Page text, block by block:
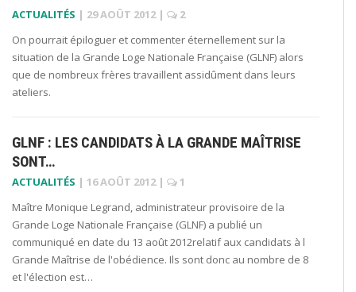
ACTUALITÉS | 29 AOÛT 2012 |
2
On pourrait épiloguer et commenter éternellement sur la
situation de la Grande Loge Nationale Française (GLNF) alors
que de nombreux frères travaillent assidûment dans leurs
ateliers.
GLNF : LES CANDIDATS À LA GRANDE MAÎTRISE
SONT…
ACTUALITÉS | 16 AOÛT 2012 |
1
Maître Monique Legrand, administrateur provisoire de la
Grande Loge Nationale Française (GLNF) a publié un
communiqué en date du 13 août 2012relatif aux candidats à l
Grande Maîtrise de l'obédience. Ils sont donc au nombre de 8
et l'élection est…